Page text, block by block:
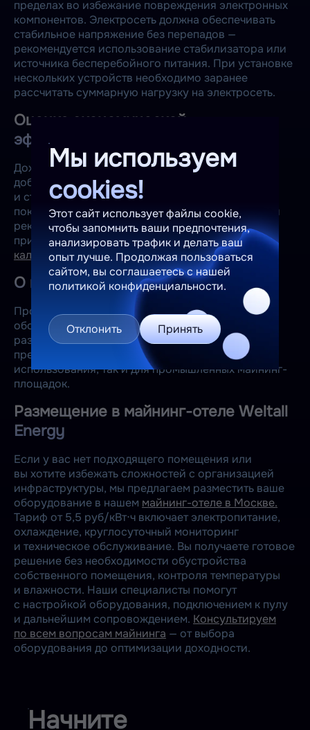
Мы используем
cookies!
Этот сайт использует файлы cookie,
чтобы запомнить ваши предпочтения,
анализировать трафик и делать ваш
опыт лучше. Продолжая пользоваться
сайтом, вы соглашаетесь с нашей
политикой конфиденциальности.
Отклонить Принять
пределах во избежание повреждения электронных
компонентов. Электросеть должна обеспечивать
стабильное напряжение без перепадов —
рекомендуется использование стабилизатора или
источника бесперебойного питания. При установке
нескольких устройств необходимо заранее
рассчитать суммарную нагрузку на электросеть.
Оценка экономической
эффективности
Доходность майнинга зависит от текущего курса
добываемой криптовалюты, сложности сети
и стоимости электроэнергии. Поскольку эти
показатели регулярно меняются, перед покупкой
рекомендуется рассчитать актуальную
прибыльность оборудования с помощьюнашего
калькулятора доходности.
О производителе
Производитель специализируется на выпуске
оборудования для майнинга криптовалют
различного класса и назначения. В линейке
представлены решения как для индивидуального
использования, так и для промышленных майнинг-
площадок.
Размещение в майнинг-отеле Weltall
Energy
Если у вас нет подходящего помещения или
вы хотите избежать сложностей с организацией
инфраструктуры, мы предлагаем разместить ваше
оборудование в нашем майнинг-отеле в Москве.
Тариф от 5,5 руб/кВт⋅ч включает электропитание,
охлаждение, круглосуточный мониторинг
и техническое обслуживание. Вы получаете готовое
решение без необходимости обустройства
собственного помещения, контроля температуры
и влажности. Наши специалисты помогут
с настройкой оборудования, подключением к пулу
и дальнейшим сопровождением. Консультируем
по всем вопросам майнинга — от выбора
оборудования до оптимизации доходности.
Начните